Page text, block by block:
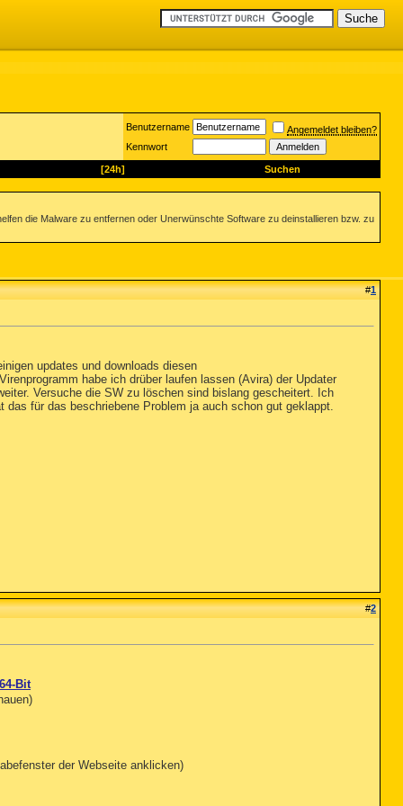
Benutzername
Angemeldet bleiben?
Kennwort
[24h] Suchen
die Malware zu entfernen oder Unerwünschte Software zu deinstallieren bzw. zu
#1
updates und downloads diesen
habe ich drüber laufen lassen (Avira) der Updater
Versuche die SW zu löschen sind bislang gescheitert. Ich
für das beschriebene Problem ja auch schon gut geklappt.
#2
Bit
der Webseite anklicken)